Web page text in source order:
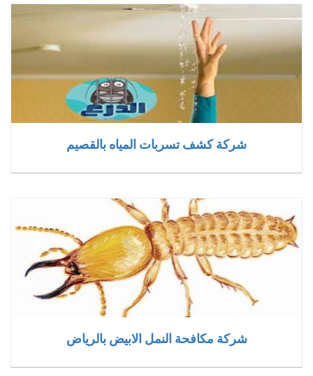
شركة كشف تسربات المياه بالقصيم
شركة مكافحة النمل الابيض بالرياض